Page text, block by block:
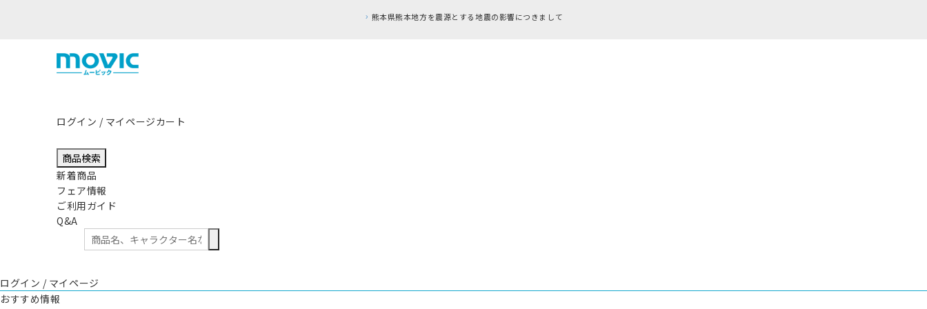
熊本県熊本地方を震源とする地震の影響につきまして
ログイン / マイページカート
商品検索
新着商品
フェア情報
ご利用ガイド
Q&A
ログイン / マイページ
おすすめ情報